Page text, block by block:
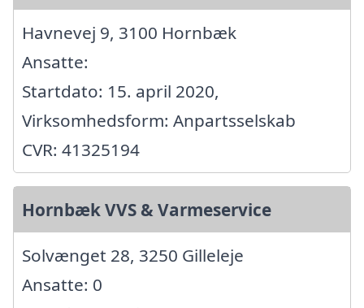
Havnevej 9, 3100 Hornbæk
Ansatte:
Startdato: 15. april 2020,
Virksomhedsform: Anpartsselskab
CVR: 41325194
Hornbæk VVS & Varmeservice
Solvænget 28, 3250 Gilleleje
Ansatte: 0